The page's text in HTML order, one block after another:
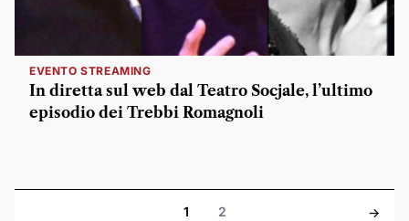
EVENTO STREAMING
In diretta sul web dal Teatro Socjale, l’ultimo
episodio dei Trebbi Romagnoli
1 2 ->